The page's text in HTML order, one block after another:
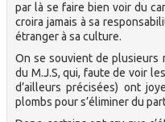
par là se faire bien voir du
croira jamais à sa
étranger à sa culture.
On se souvient de plusieurs
du M.J.S, qui, faute de voir
d’ailleurs précisées) ont
plombs pour s’éliminer du